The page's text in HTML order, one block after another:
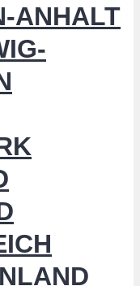
ANHALT